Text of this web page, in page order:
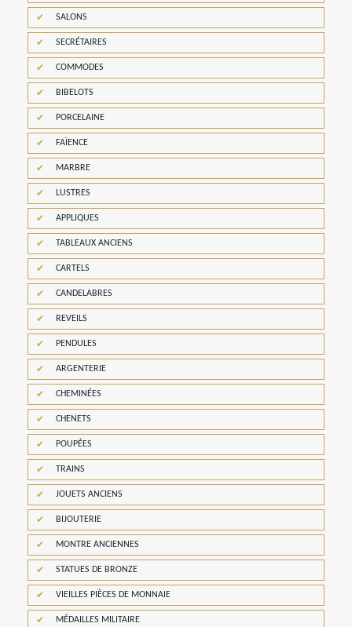
SALONS
SECRÉTAIRES
COMMODES
BIBELOTS
PORCELAINE
FAÏENCE
MARBRE
LUSTRES
APPLIQUES
TABLEAUX ANCIENS
CARTELS
CANDELABRES
REVEILS
PENDULES
ARGENTERIE
CHEMINÉES
CHENETS
POUPÉES
TRAINS
JOUETS ANCIENS
BIJOUTERIE
MONTRE ANCIENNES
STATUES DE BRONZE
VIEILLES PIÈCES DE MONNAIE
MÉDAILLES MILITAIRE